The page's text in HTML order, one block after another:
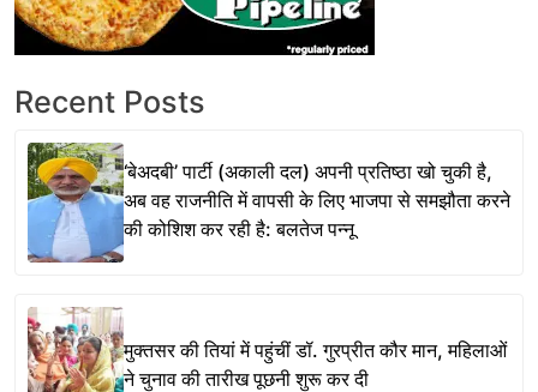
Recent Posts
‘बेअदबी’ पार्टी (अकाली दल) अपनी प्रतिष्ठा खो चुकी है,
अब वह राजनीति में वापसी के लिए भाजपा से समझौता करने
की कोशिश कर रही है: बलतेज पन्नू
मुक्तसर की तियां में पहुंचीं डॉ. गुरप्रीत कौर मान, महिलाओं
ने चुनाव की तारीख पूछनी शुरू कर दी